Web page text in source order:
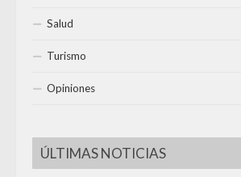
Salud
Turismo
Opiniones
ÚLTIMAS NOTICIAS